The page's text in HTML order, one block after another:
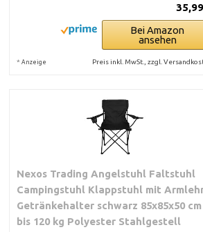
Bei Amazon
ansehen
* Anzeige Preis inkl. MwSt., zzgl.
Nexos Trading Angelstuhl Faltstuhl
Campingstuhl Klappstuhl mit
Getränkehalter schwarz 85x85x50 cm
bis 120 kg Polyester Stahlgestell